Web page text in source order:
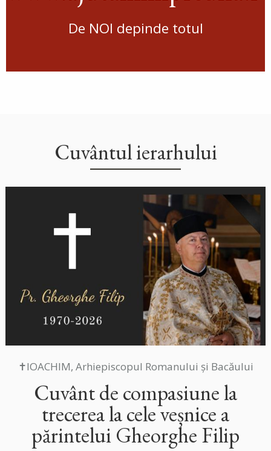
De NOI depinde totul
Cuvântul ierarhului
✝IOACHIM, Arhiepiscopul Romanului și Bacăului
Cuvânt de compasiune la
trecerea la cele veșnice a
părintelui Gheorghe Filip